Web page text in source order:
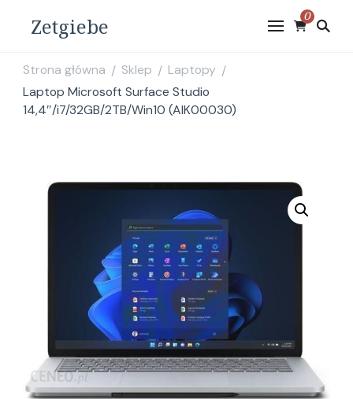
Zetgiebe 0
Strona główna / Sklep / Laptopy /
Laptop Microsoft Surface Studio
14,4″/i7/32GB/2TB/Win10 (AIK00030)